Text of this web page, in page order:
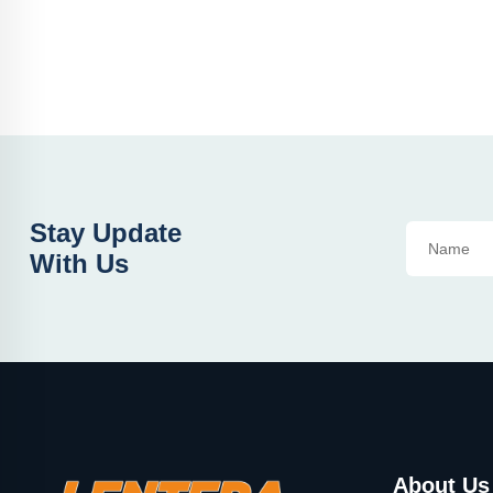
Stay Update
With Us
About Us